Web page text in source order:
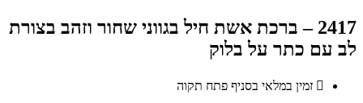
2417 – ברכת אשת חיל בגווני שחור וזהב בצורת
לב עם כתר על בלוק
זמין במלאי בסניף פתח תקוה